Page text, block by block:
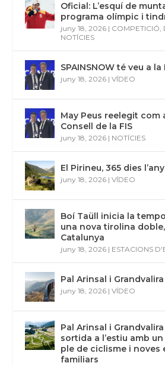
Oficial: L’esquí de
programa olímpic i
juny 18, 2026 | COMPETICIÓ,
NOTÍCIES
SPAINSNOW té veu a la
juny 18, 2026 |VÍDEO
May Peus reelegit com
Consell de la FIS
juny 18, 2026 | NOTÍCIES
El Pirineu, 365 dies l’any
juny 18, 2026 |VÍDEO
Boí Taüll inicia la
una nova tirolina
Catalunya
juny 18, 2026 | ESTACIONS
Pal Arinsal i Grandvalira
juny 18, 2026 |VÍDEO
Pal Arinsal i
sortida a l’estiu amb
ple de ciclisme i noves
familiars